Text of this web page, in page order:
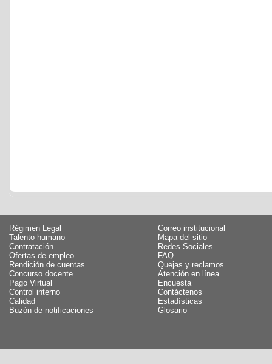
Régimen Legal
Talento humano
Contratación
Ofertas de empleo
Rendición de cuentas
Concurso docente
Pago Virtual
Control interno
Calidad
Buzón de notificaciones
Correo institucional
Mapa del sitio
Redes Sociales
FAQ
Quejas y reclamos
Atención en línea
Encuesta
Contáctenos
Estadísticas
Glosario